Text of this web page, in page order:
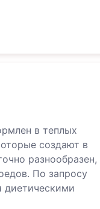
в теплых
создают в
разнообразен,
По запросу
диетическими